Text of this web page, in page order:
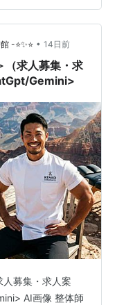
べる環境を作る
しょう。…
-⭐✨⭐ • 14日前
（求人募集・求
Gemini>
募集・求人案
AI画像 整体師